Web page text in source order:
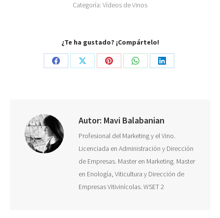
Categoría: Vídeos de Vinos
¿Te ha gustado? ¡Compártelo!
Share
Share
Share
Share
Share
Autor: Mavi Balabanian
Profesional del Marketing y el Vino.
Licenciada en Administración y Dirección
de Empresas. Master en Marketing. Master
en Enología, Viticultura y Dirección de
Empresas Vitivinícolas. WSET 2